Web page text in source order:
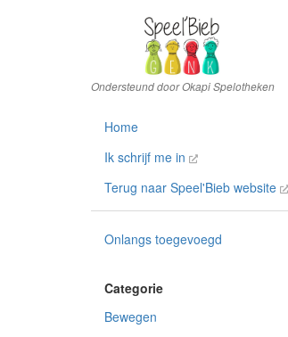
Home
Ik schrijf me in
Terug naar Speel'Bieb website
Onlangs toegevoegd
Bewegen